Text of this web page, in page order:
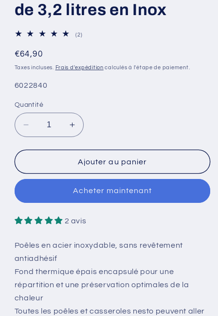
de 3,2 litres en Inox
(2)2
Prix
habituel
€64,90
Taxes incluses. Frais d'expédition calculés à l'étape de paiement.
SKU:
6022840
Quantité
Réduire
la
quantité
Poêle
28
x
5,6
de
3,2
litres
Inox
Augmenter
la
quantité
de
Poêle
cookvision
28
5,6
de
litres
Inox
Ajouter au panier
Acheter maintenant
2 avis
Poêles en acier inoxydable, sans revêtement
antiadhésif
Fond thermique épais encapsulé pour une
répartition et une préservation optimales de la
chaleur
Toutes les poêles et casseroles nesto peuvent aller